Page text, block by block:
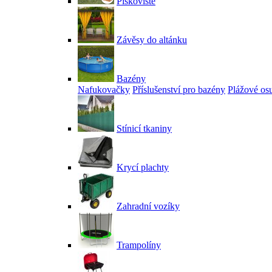
Závěsy do altánku
Bazény
Nafukovačky Příslušenství pro bazény Plážové
Stínicí tkaniny
Krycí plachty
Zahradní vozíky
Trampolíny